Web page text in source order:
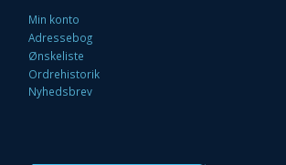
Min konto
Adressebog
Ønskeliste
Ordrehistorik
Nyhedsbrev